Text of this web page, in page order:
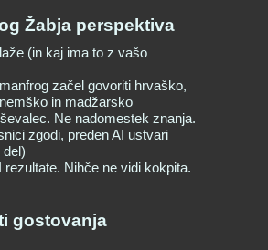
Žabja perspektiva
(in kaj ima to z vašo
začel govoriti hrvaško,
in madžarsko
Ne nadomestek znanja.
zgodi, preden AI ustvari
del)
rezultate. Nihče ne vidi kokpita.
gostovanja